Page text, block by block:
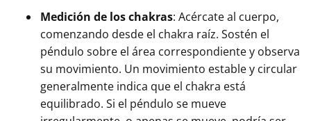
Medición de los chakras: Acércate al cuerpo,
comenzando desde el chakra raíz. Sostén el
péndulo sobre el área correspondiente y observa
su movimiento. Un movimiento estable y circular
generalmente indica que el chakra está
equilibrado. Si el péndulo se mueve